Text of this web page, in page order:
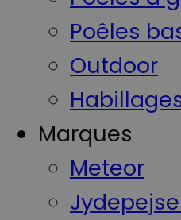
Poêles
Outdoor
Marques
Meteor